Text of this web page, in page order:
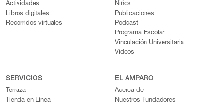
Actividades
Libros digitales
Recorridos virtuales
Niños
Publicaciones
Podcast
Programa Escolar
Vinculación Universitaria
Videos
SERVICIOS
Terraza
Tienda en Línea
EL AMPARO
Acerca de
Nuestros Fundadores